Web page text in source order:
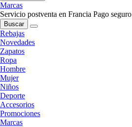
Marcas
Servicio postventa en Francia Pago seguro
Buscar
Rebajas
Novedades
Zapatos
Ropa
Hombre
Mujer
Niños
Deporte
Accesorios
Promociones
Marcas